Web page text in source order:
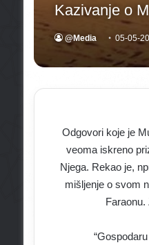
Kazivanje o
@Media 05-05-
Odgovori koje je
veoma iskreno
Njega. Rekao je,
mišljenje o svom